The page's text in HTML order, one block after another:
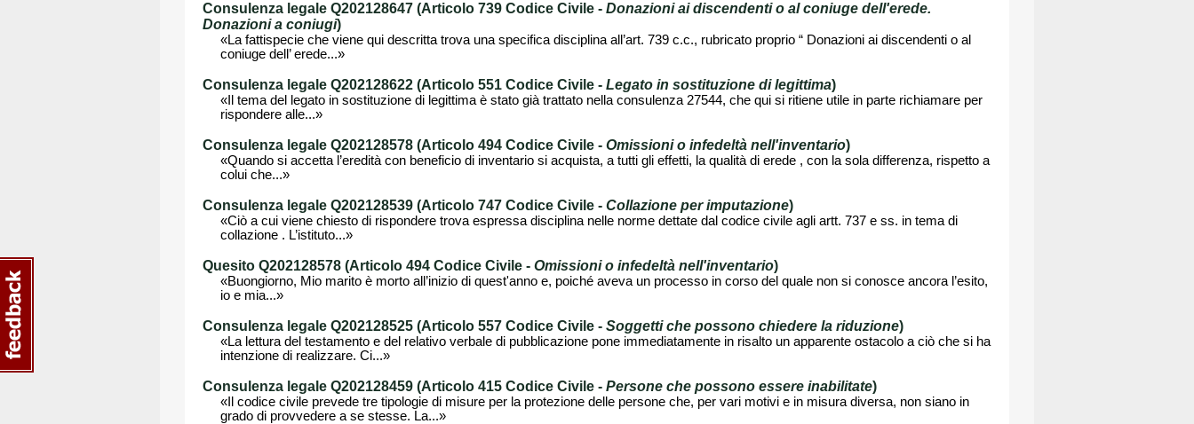
Consulenza legale Q202128647 (Articolo 739 Codice Civile - Donazioni ai discendenti o al coniuge dell'erede.
Donazioni a coniugi)
«La fattispecie che viene qui descritta trova una specifica disciplina all’art. 739 c.c., rubricato proprio “ Donazioni ai discendenti o al
coniuge dell’ erede...»
Consulenza legale Q202128622 (Articolo 551 Codice Civile - Legato in sostituzione di legittima)
«Il tema del legato in sostituzione di legittima è stato già trattato nella consulenza 27544, che qui si ritiene utile in parte richiamare per
rispondere alle...»
Consulenza legale Q202128578 (Articolo 494 Codice Civile - Omissioni o infedeltà nell'inventario)
«Quando si accetta l’eredità con beneficio di inventario si acquista, a tutti gli effetti, la qualità di erede , con la sola differenza, rispetto a
colui che...»
Consulenza legale Q202128539 (Articolo 747 Codice Civile - Collazione per imputazione)
«Ciò a cui viene chiesto di rispondere trova espressa disciplina nelle norme dettate dal codice civile agli artt. 737 e ss. in tema di
collazione . L’istituto...»
Quesito Q202128578 (Articolo 494 Codice Civile - Omissioni o infedeltà nell'inventario)
«Buongiorno, Mio marito è morto all’inizio di quest'anno e, poiché aveva un processo in corso del quale non si conosce ancora l’esito,
io e mia...»
Consulenza legale Q202128525 (Articolo 557 Codice Civile - Soggetti che possono chiedere la riduzione)
«La lettura del testamento e del relativo verbale di pubblicazione pone immediatamente in risalto un apparente ostacolo a ciò che si ha
intenzione di realizzare. Ci...»
Consulenza legale Q202128459 (Articolo 415 Codice Civile - Persone che possono essere inabilitate)
«Il codice civile prevede tre tipologie di misure per la protezione delle persone che, per vari motivi e in misura diversa, non siano in
grado di provvedere a se stesse. La...»